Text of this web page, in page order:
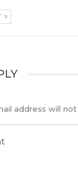
address will